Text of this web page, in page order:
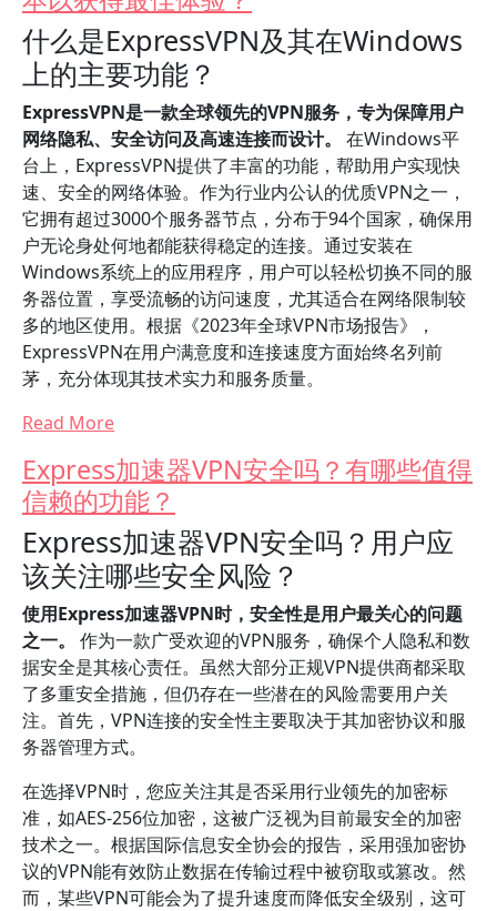
什么是ExpressVPN及其在Windows
上的主要功能？
ExpressVPN是一款全球领先的VPN服务，专为保障用户
网络隐私、安全访问及高速连接而设计。
在Windows平
台上，ExpressVPN提供了丰富的功能，帮助用户实现快
速、安全的网络体验。作为行业内公认的优质VPN之一，
它拥有超过3000个服务器节点，分布于94个国家，确保用
户无论身处何地都能获得稳定的连接。通过安装在
Windows系统上的应用程序，用户可以轻松切换不同的服
务器位置，享受流畅的访问速度，尤其适合在网络限制较
多的地区使用。根据《2023年全球VPN市场报告》，
ExpressVPN在用户满意度和连接速度方面始终名列前
茅，充分体现其技术实力和服务质量。
Read More
Express加速器VPN安全吗？有哪些值得
信赖的功能？
Express加速器VPN安全吗？用户应
该关注哪些安全风险？
使用Express加速器VPN时，安全性是用户最关心的问题
之一。
作为一款广受欢迎的VPN服务，确保个人隐私和数
据安全是其核心责任。虽然大部分正规VPN提供商都采取
了多重安全措施，但仍存在一些潜在的风险需要用户关
注。首先，VPN连接的安全性主要取决于其加密协议和服
务器管理方式。
在选择VPN时，您应关注其是否采用行业领先的加密标
准，如AES-256位加密，这被广泛视为目前最安全的加密
技术之一。根据国际信息安全协会的报告，采用强加密协
议的VPN能有效防止数据在传输过程中被窃取或篡改。然
而，某些VPN可能会为了提升速度而降低安全级别，这可